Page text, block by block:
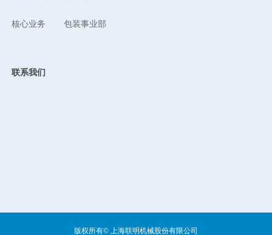
包装事业部
核心业务
联系我们
版权所有© 上海联明机械股份有限公司